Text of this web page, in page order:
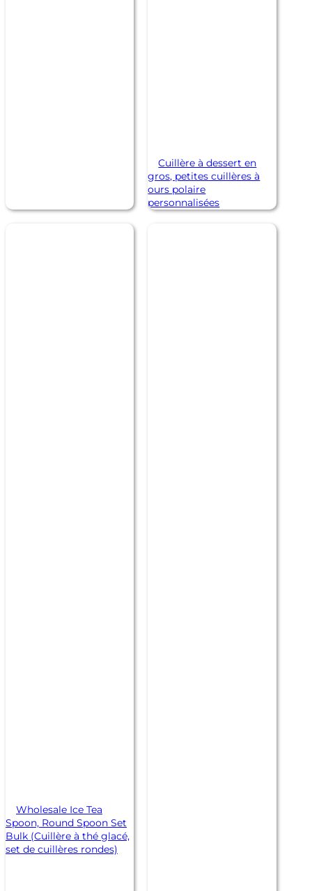
Cuillère à dessert en
gros, petites cuillères à
ours polaire
personnalisées
Wholesale Ice Tea
Spoon, Round Spoon Set
Bulk (Cuillère à thé glacé,
set de cuillères rondes)